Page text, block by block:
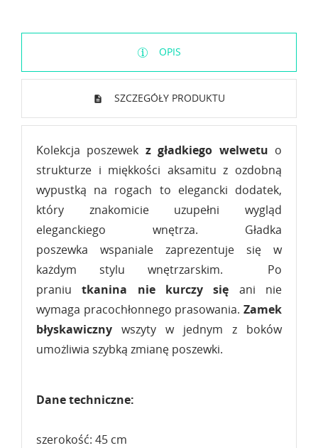
OPIS
SZCZEGÓŁY PRODUKTU
Kolekcja poszewek z gładkiego welwetu o
strukturze i miękkości aksamitu z ozdobną
wypustką na rogach to elegancki dodatek,
który znakomicie uzupełni wygląd
eleganckiego wnętrza. Gładka
poszewka wspaniale zaprezentuje się w
każdym stylu wnętrzarskim. Po
praniutkanina nie kurczy się ani nie
wymaga pracochłonnego prasowania. Zamek
błyskawiczny wszyty w jednym z boków
umożliwia szybką zmianę poszewki.
Dane techniczne:
szerokość: 45 cm